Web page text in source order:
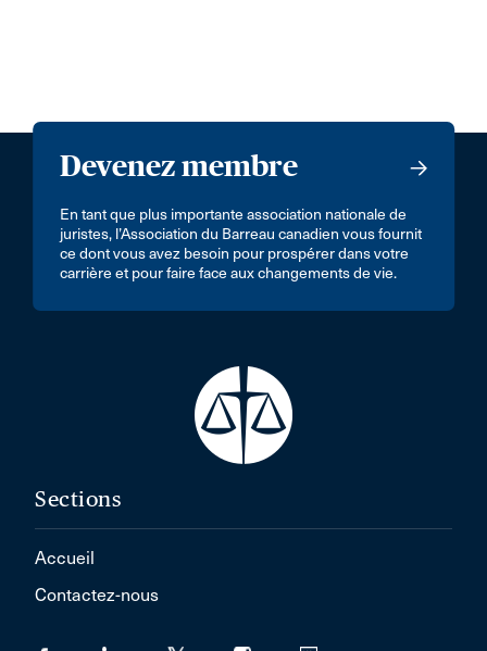
Devenez membre
En tant que plus importante association nationale de
juristes, l’Association du Barreau canadien vous fournit
ce dont vous avez besoin pour prospérer dans votre
carrière et pour faire face aux changements de vie.
Sections
Accueil
Contactez-nous